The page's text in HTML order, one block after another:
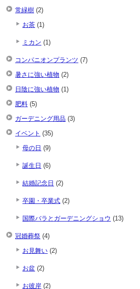
常緑樹 (2)
お茶 (1)
ミカン (1)
コンパニオンプランツ (7)
暑さに強い植物 (2)
日陰に強い植物 (1)
肥料 (5)
ガーデニング用品 (3)
イベント (35)
母の日 (9)
誕生日 (6)
結婚記念日 (2)
卒園・卒業式 (2)
国際バラとガーデニングショウ (13)
冠婚葬祭 (4)
お見舞い (2)
お盆 (2)
お彼岸 (2)